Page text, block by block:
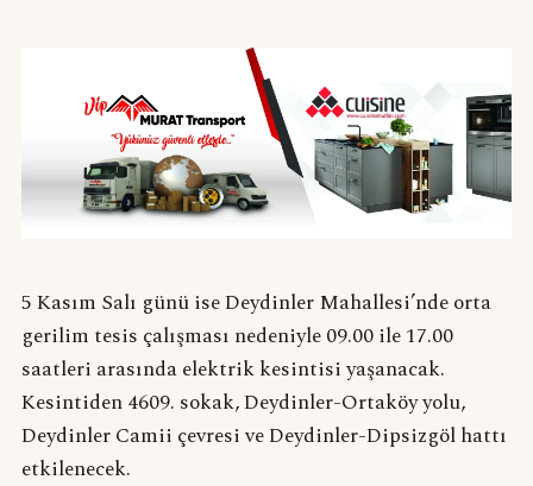
5 Kasım Salı günü ise Deydinler Mahallesi’nde orta
gerilim tesis çalışması nedeniyle 09.00 ile 17.00
saatleri arasında elektrik kesintisi yaşanacak.
Kesintiden 4609. sokak, Deydinler-Ortaköy yolu,
Deydinler Camii çevresi ve Deydinler-Dipsizgöl hattı
etkilenecek.